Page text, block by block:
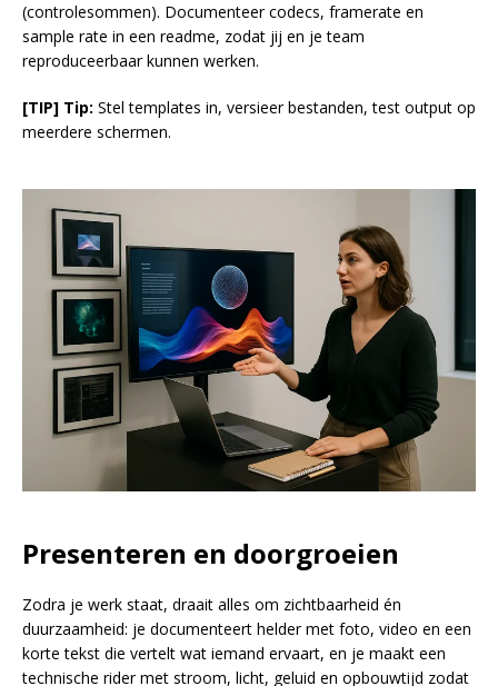
(controlesommen). Documenteer codecs, framerate en
sample rate in een readme, zodat jij en je team
reproduceerbaar kunnen werken.
[TIP] Tip: Stel templates in, versieer bestanden, test output op
meerdere schermen.
Presenteren en doorgroeien
Zodra je werk staat, draait alles om zichtbaarheid én
duurzaamheid: je documenteert helder met foto, video en een
korte tekst die vertelt wat iemand ervaart, en je maakt een
technische rider met stroom, licht, geluid en opbouwtijd zodat